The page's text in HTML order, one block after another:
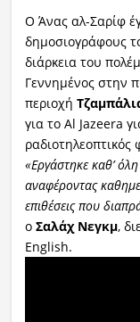
Ο Άνας αλ-Σαρίφ
δημοσιογράφους
διάρκεια του
Γεννημένος στην
περιοχή
για το Al Jazeera
ραδιοτηλεοπτικός
«Εργάστηκε καθ’
αναφέροντας
επιθέσεις που
ο Σαλάχ Νεγκμ,
English.